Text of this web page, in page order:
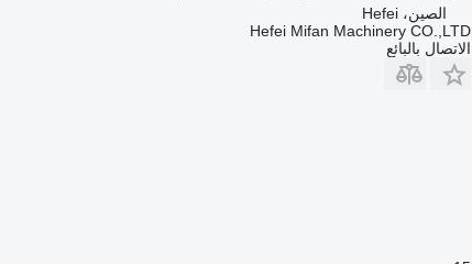
الصين، Hefei
Hefei Mifan Machinery CO.,LTD
الاتصال بالبائع